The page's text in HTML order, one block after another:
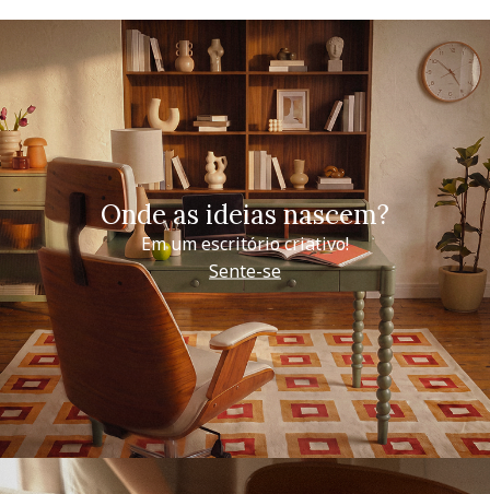
Onde as ideias nascem?
Em um escritório criativo!
Sente-se